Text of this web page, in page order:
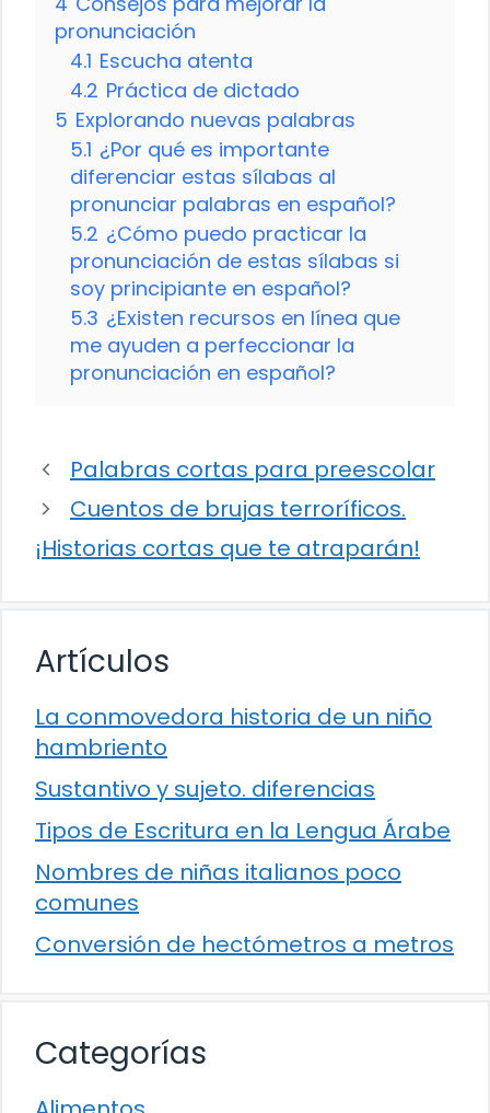
pronunciación
4.1 Escucha atenta
4.2 Práctica de dictado
5 Explorando nuevas palabras
5.1 ¿Por qué es importante
diferenciar estas sílabas al
pronunciar palabras en español?
5.2 ¿Cómo puedo practicar la
pronunciación de estas sílabas si
soy principiante en español?
5.3 ¿Existen recursos en línea que
me ayuden a perfeccionar la
pronunciación en español?
Palabras cortas para preescolar
Cuentos de brujas terroríficos.
¡Historias cortas que te atraparán!
Artículos
La conmovedora historia de un niño
hambriento
Sustantivo y sujeto. diferencias
Tipos de Escritura en la Lengua Árabe
Nombres de niñas italianos poco
comunes
Conversión de hectómetros a metros
Categorías